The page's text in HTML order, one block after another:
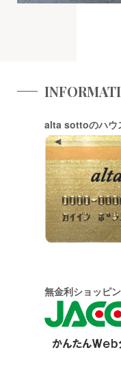
alta sottoのハウ
無金利ショッピ